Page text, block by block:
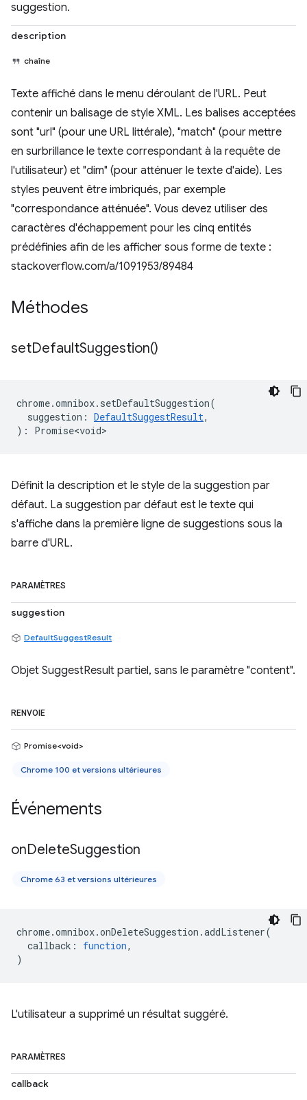
suggestion.
description
chaîne
Texte affiché dans le menu déroulant de l'URL. Peut
contenir un balisage de style XML. Les balises acceptées
sont "url" (pour une URL littérale), "match" (pour mettre
en surbrillance le texte correspondant à la requête de
l'utilisateur) et "dim" (pour atténuer le texte d'aide). Les
styles peuvent être imbriqués, par exemple
"correspondance atténuée". Vous devez utiliser des
caractères d'échappement pour les cinq entités
prédéfinies afin de les afficher sous forme de texte :
stackoverflow.com/a/1091953/89484
Méthodes
setDefaultSuggestion()
chrome.omnibox. setDefaultSuggestion(
suggestion : DefaultSuggestResult,
) : Promise<void>
Définit la description et le style de la suggestion par
défaut. La suggestion par défaut est le texte qui
s'affiche dans la première ligne de suggestions sous la
barre d'URL.
PARAMÈTRES
suggestion
DefaultSuggestResult
Objet SuggestResult partiel, sans le paramètre "content".
RENVOIE
Promise<void>
Chrome 100 et versions ultérieures
Événements
onDeleteSuggestion
Chrome 63 et versions ultérieures
chrome.omnibox.onDeleteSuggestion .addListener(
callback : function,
)
L'utilisateur a supprimé un résultat suggéré.
PARAMÈTRES
callback